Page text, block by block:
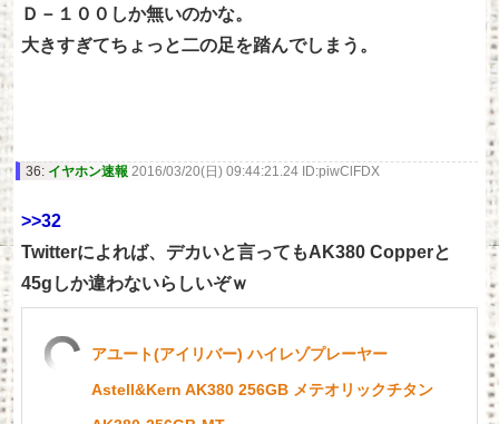
Ｄ－１００しか無いのかな。
大きすぎてちょっと二の足を踏んでしまう。
36: イヤホン速報 2016/03/20(日) 09:44:21.24 ID:piwClFDX
>>32
Twitterによれば、デカいと言ってもAK380 Copperと
45gしか違わないらしいぞｗ
アユート(アイリバー) ハイレゾプレーヤー
Astell&Kern AK380 256GB メテオリックチタン